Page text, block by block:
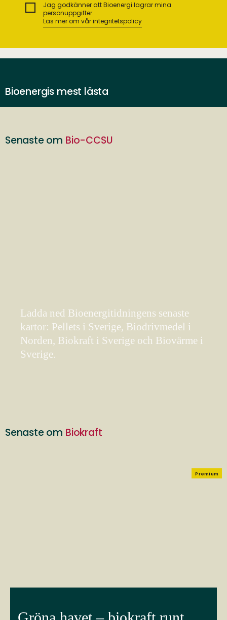
Jag godkänner att Bioenergi lagrar mina
personuppgifter.
Läs mer om vår integritetspolicy
Bioenergis mest lästa
Senaste om Bio-CCSU
Ladda ned Bioenergitidningens senaste
kartor: Pellets i Sverige, Biodrivmedel i
Norden, Biokraft i Sverige och Biovärme i
Sverige.
Senaste om Biokraft
Premium